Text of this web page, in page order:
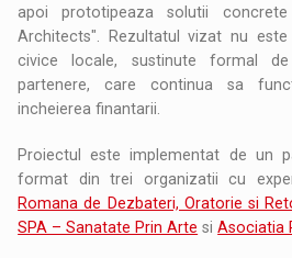
apoi prototipeaza solutii
Architects". Rezultatul vizat nu
civice locale, sustinute formal
partenere, care continua sa
incheierea finantarii.
Proiectul este implementat de un
format din trei organizatii cu
Romana de Dezbateri, Oratorie si
SPA – Sanatate Prin Arte siAsociatia